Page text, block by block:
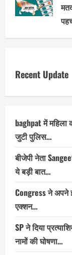
Recent Update
baghpat में
जुटी पुलिस…
बीजेपी नेता
ये बड़ी बात…
Congress ने अपने
एक्शन…
SP ने दिया
नामों की घोषणा…